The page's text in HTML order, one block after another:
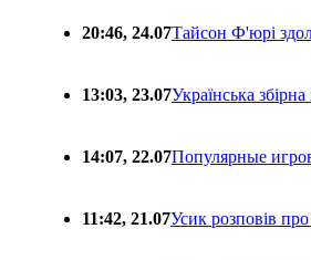
20:46, 24.07Тайсон Ф'юрі
13:03, 23.07Українська
14:07, 22.07Популярные
11:42, 21.07Усик розповів